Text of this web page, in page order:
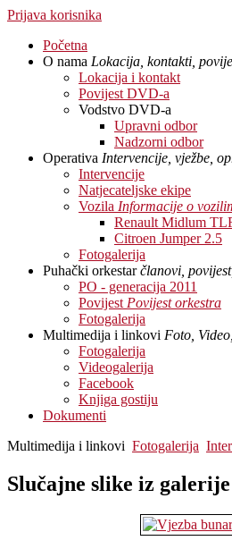
Prijava korisnika
Početna
O nama Lokacija, kontakti,
Lokacija i kontakt
Povijest DVD-a
Vodstvo DVD-a
Upravni odbor
Nadzorni odbor
Operativa Intervencije, vježbe,
Intervencije
Natjecateljske ekipe
Vozila Informacije o
Renault Midlum
Citroen Jumper 2.5
Fotogalerija
Puhački orkestarčlanovi,
PO - generacija 2011
Povijest Povijest orkestra
Fotogalerija
Multimedija i linkovi Foto,
Fotogalerija
Videogalerija
Facebook
Knjiga gostiju
Dokumenti
Multimedija i linkovi Fotogalerija
Slučajne slike iz galerije